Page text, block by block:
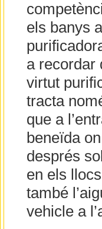
els banys
a recordar
virtut
tracta
que a
beneïda
després
en els
també
vehicle a